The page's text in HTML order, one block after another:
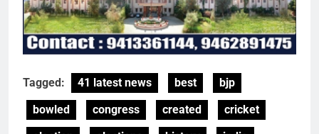
Tagged: 41 latest news best
bjp
bowled
congress created
cricket